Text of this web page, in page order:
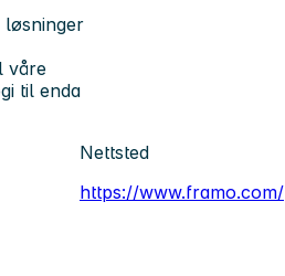
våre
til enda
Nettsted
https://www.framo.com/